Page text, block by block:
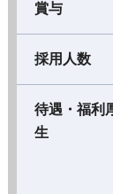
賞与
採用人数
待遇・福利
生